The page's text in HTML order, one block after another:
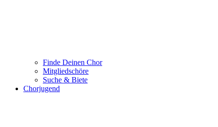
Finde Deinen Chor
Mitgliedschöre
Suche & Biete
Chorjugend